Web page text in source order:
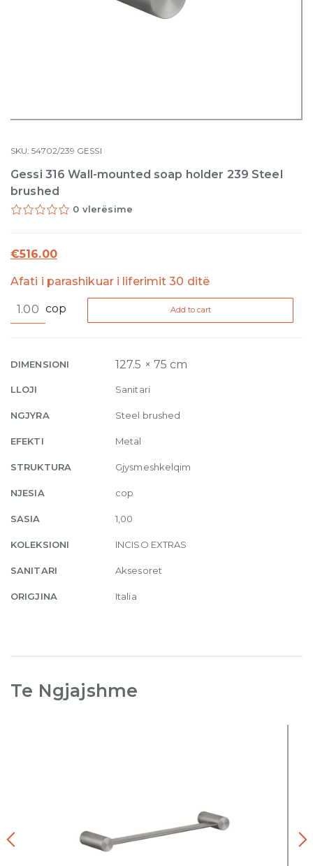
SKU:54702/239 GESSI
Gessi 316 Wall-mounted soap holder 239 Steel
brushed
0 vlerësime
€516.00
Afati i parashikuar i liferimit 30 ditë
316
soap
239
Steel
quantity
cop Add to cart
DIMENSIONI 127.5 × 75 cm
LLOJI Sanitari
NGJYRA Steel brushed
EFEKTI Metal
STRUKTURA Gjysmeshkelqim
NJESIA cop
SASIA 1,00
KOLEKSIONI INCISO EXTRAS
SANITARI Aksesoret
ORIGJINA Italia
Te Ngjajshme